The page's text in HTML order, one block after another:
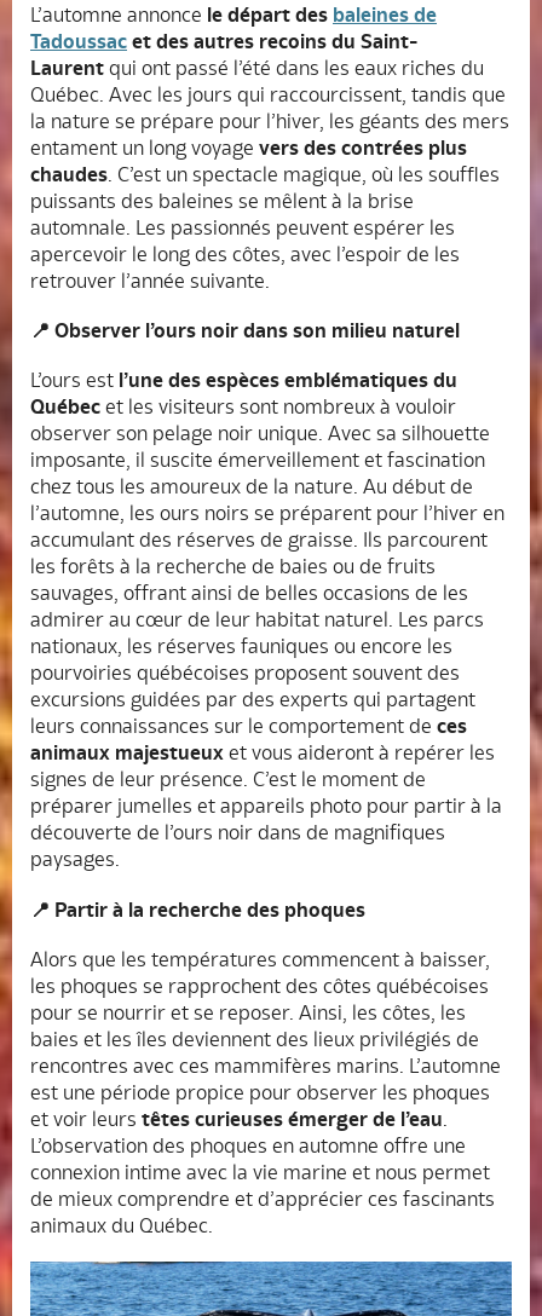
L’automne annonce le départ des baleines de
Tadoussac et des autres recoins du Saint-
Laurent qui ont passé l’été dans les eaux riches du
Québec. Avec les jours qui raccourcissent, tandis que
la nature se prépare pour l’hiver, les géants des mers
entament un long voyage vers des contrées plus
chaudes . C’est un spectacle magique, où les souffles
puissants des baleines se mêlent à la brise
automnale. Les passionnés peuvent espérer les
apercevoir le long des côtes, avec l’espoir de les
retrouver l’année suivante.
📍 Observer l’ours noir dans son milieu naturel
L’ours est l’une des espèces emblématiques du
Québec et les visiteurs sont nombreux à vouloir
observer son pelage noir unique. Avec sa silhouette
imposante, il suscite émerveillement et fascination
chez tous les amoureux de la nature. Au début de
l’automne, les ours noirs se préparent pour l’hiver en
accumulant des réserves de graisse. Ils parcourent
les forêts à la recherche de baies ou de fruits
sauvages, offrant ainsi de belles occasions de les
admirer au cœur de leur habitat naturel. Les parcs
nationaux, les réserves fauniques ou encore les
pourvoiries québécoises proposent souvent des
excursions guidées par des experts qui partagent
leurs connaissances sur le comportement de ces
animaux majestueux et vous aideront à repérer les
signes de leur présence. C’est le moment de
préparer jumelles et appareils photo pour partir à la
découverte de l’ours noir dans de magnifiques
paysages.
📍 Partir à la recherche des phoques
Alors que les températures commencent à baisser,
les phoques se rapprochent des côtes québécoises
pour se nourrir et se reposer. Ainsi, les côtes, les
baies et les îles deviennent des lieux privilégiés de
rencontres avec ces mammifères marins. L’automne
est une période propice pour observer les phoques
et voir leurs têtes curieuses émerger de l’eau
L’observation des phoques en automne offre une
connexion intime avec la vie marine et nous permet
de mieux comprendre et d’apprécier ces fascinants
animaux du Québec.